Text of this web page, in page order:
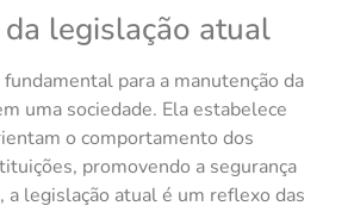
legislação atual
para a manutenção da
uma sociedade. Ela estabelece
o comportamento dos
promovendo a segurança
a legislação atual é um reflexo das